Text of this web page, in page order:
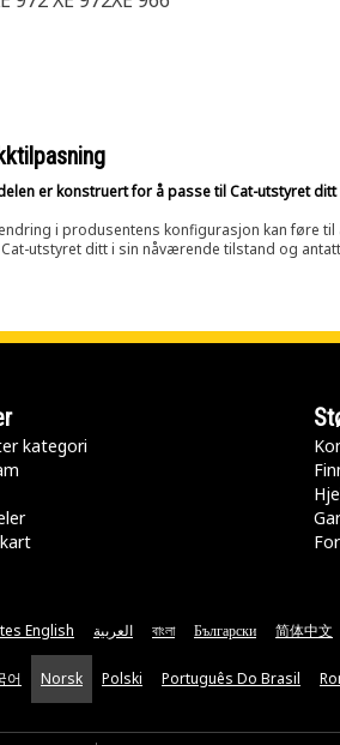
er konstruert for å passe til Cat-utstyret
i produsentens konfigurasjon kan føre
utstyret ditt i sin nåværende tilstand og
kategori
English العربية বাংলা Български 简体中文
어 Norsk Polski Português Do Brasil